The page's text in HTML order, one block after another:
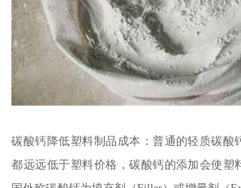
碳酸钙降低塑料制品成本：普通的轻质碳酸
都远远低于塑料价格，碳酸钙的添加会使塑